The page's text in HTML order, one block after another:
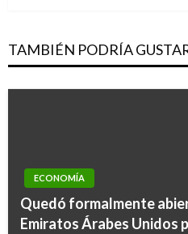
TAMBIÉN PODRÍA
ECONOMÍA
Quedó formalmente
Emiratos Árabes Unidos